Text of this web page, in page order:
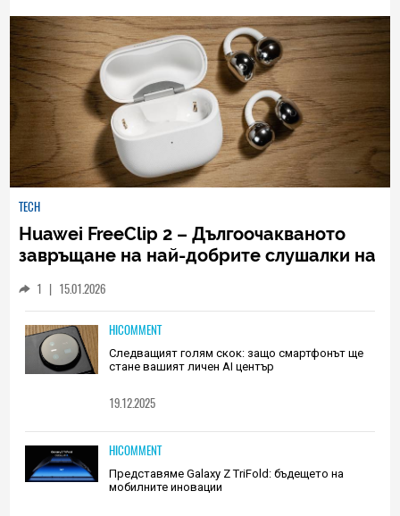
TECH
Huawei FreeClip 2 – Дългоочакваното
завръщане на най-добрите слушалки на
1 | 15.01.2026
HICOMMENT
Следващият голям скок: защо смартфонът ще
стане вашият личен AI център
19.12.2025
HICOMMENT
Представяме Galaxy Z TriFold: бъдещето на
мобилните иновации